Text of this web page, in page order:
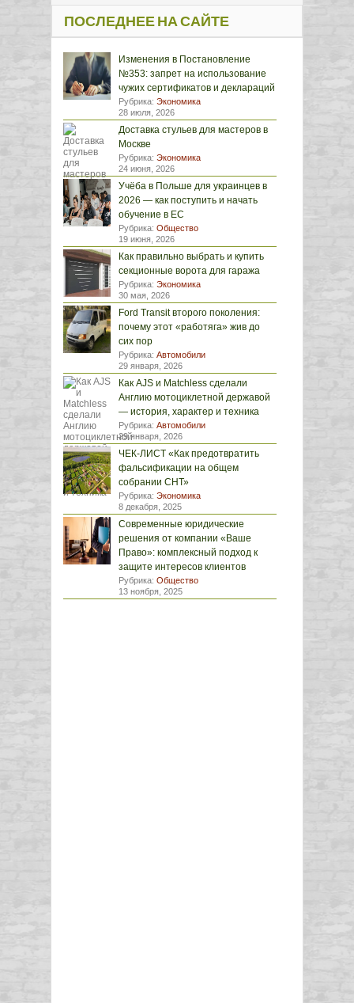
ПОСЛЕДНЕЕ НА САЙТЕ
Изменения в Постановление
№353: запрет на использование
чужих сертификатов и деклараций
Рубрика: Экономика
28 июля, 2026
Доставка стульев для мастеров в
Москве
Рубрика: Экономика
24 июня, 2026
Учёба в Польше для украинцев в
2026 — как поступить и начать
обучение в ЕС
Рубрика: Общество
19 июня, 2026
Как правильно выбрать и купить
секционные ворота для гаража
Рубрика: Экономика
30 мая, 2026
Ford Transit второго поколения:
почему этот «работяга» жив до
сих пор
Рубрика: Автомобили
29 января, 2026
Как AJS и Matchless сделали
Англию мотоциклетной державой
— история, характер и техника
Рубрика: Автомобили
29 января, 2026
ЧЕК-ЛИСТ «Как предотвратить
фальсификации на общем
собрании СНТ»
Рубрика: Экономика
8 декабря, 2025
Современные юридические
решения от компании «Ваше
Право»: комплексный подход к
защите интересов клиентов
Рубрика: Общество
13 ноября, 2025